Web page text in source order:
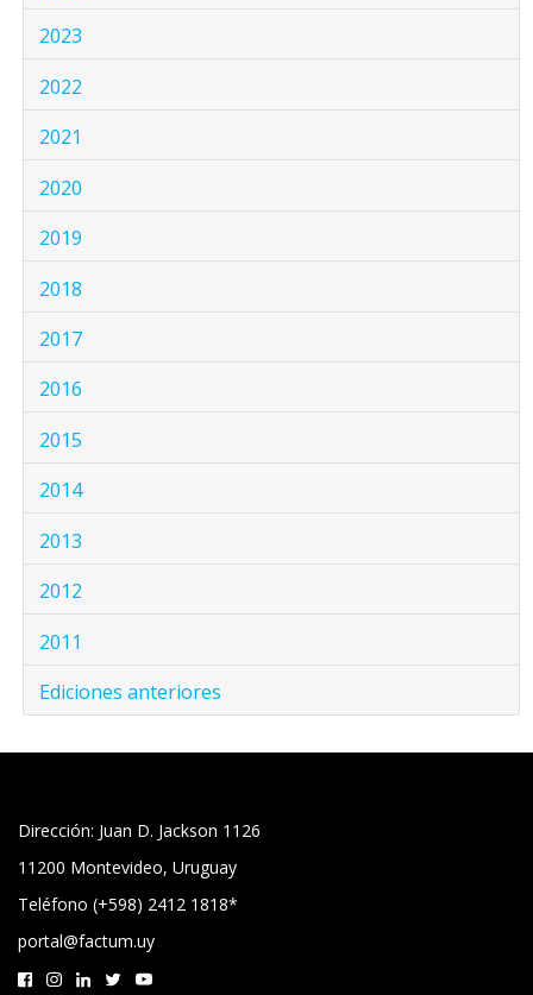
2023
2022
2021
2020
2019
2018
2017
2016
2015
2014
2013
2012
2011
Ediciones anteriores
Dirección: Juan D. Jackson 1126
11200 Montevideo, Uruguay
Teléfono (+598) 2412 1818*
portal@factum.uy